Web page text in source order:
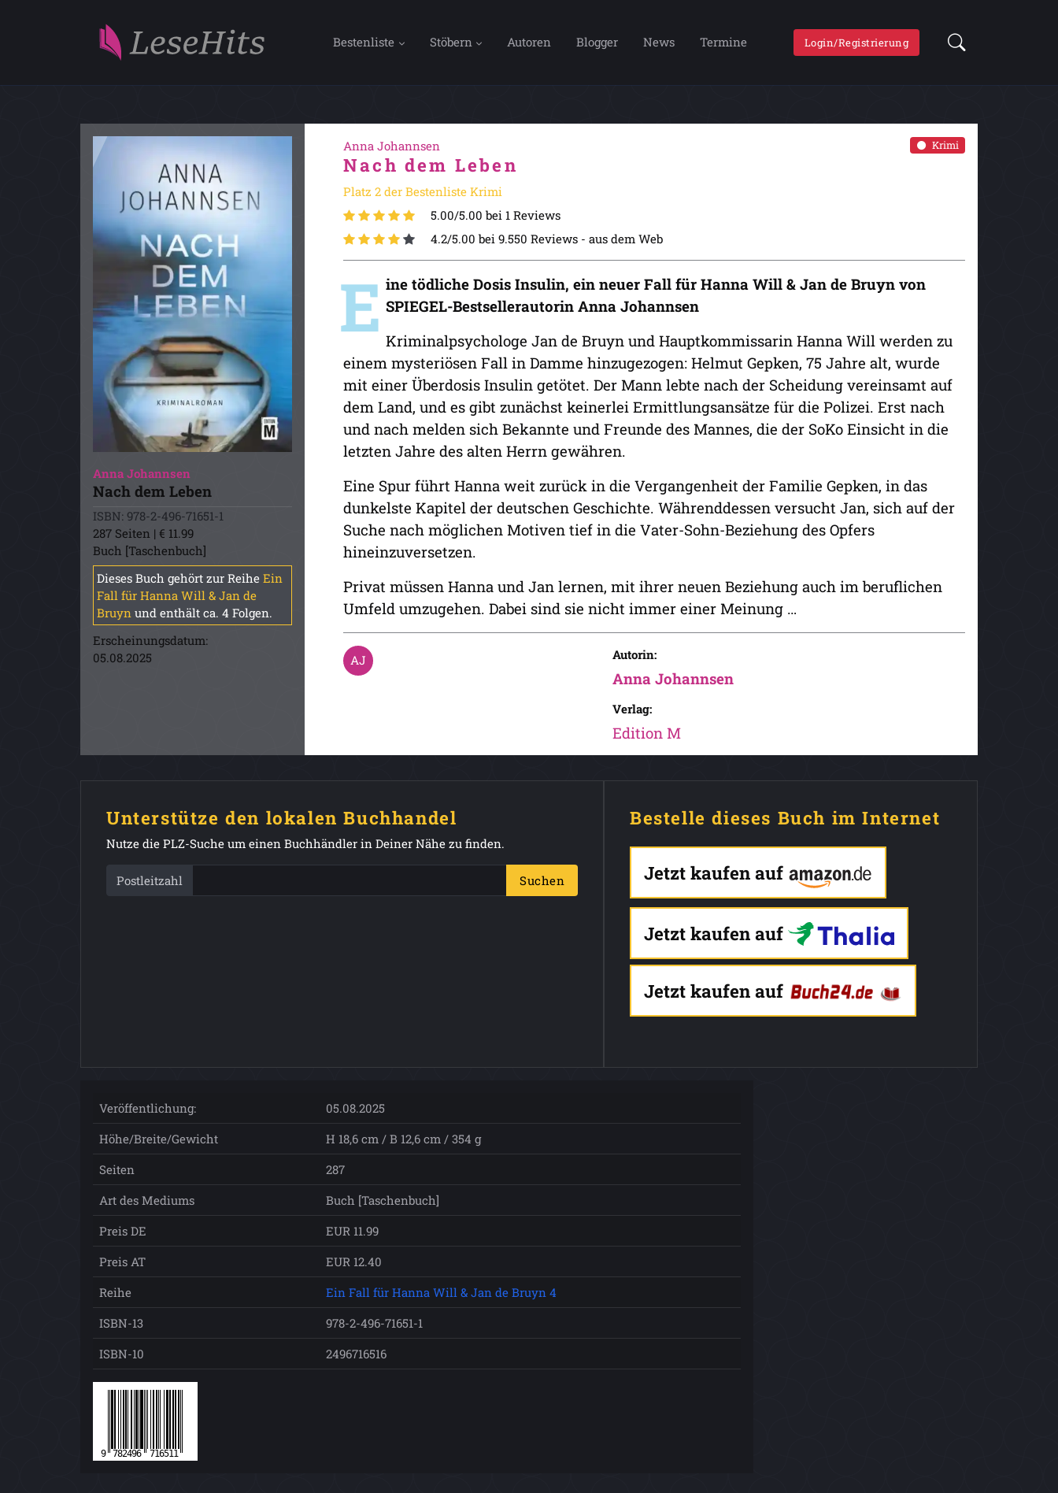
Bestenliste Stöbern Autoren Blogger News Termine Login/Registrierung
Anna Johannsen
Nach dem Leben
ISBN: 978-2-496-71651-1
287 Seiten | € 11.99
Buch [Taschenbuch]
Dieses Buch gehört zur Reihe Ein
Fall für Hanna Will & Jan de
Bruyn und enthält ca. 4 Folgen.
Erscheinungsdatum:
05.08.2025
Krimi
Anna Johannsen
Nach dem Leben
Platz 2 der Bestenliste Krimi
5.00/5.00 bei 1 Reviews
4.2/5.00 bei 9.550 Reviews - aus dem Web
E ine tödliche Dosis Insulin, ein neuer Fall für Hanna Will & Jan de Bruyn von
SPIEGEL-Bestsellerautorin Anna Johannsen
Kriminalpsychologe Jan de Bruyn und Hauptkommissarin Hanna Will werden zu
einem mysteriösen Fall in Damme hinzugezogen: Helmut Gepken, 75 Jahre alt, wurde
mit einer Überdosis Insulin getötet. Der Mann lebte nach der Scheidung vereinsamt auf
dem Land, und es gibt zunächst keinerlei Ermittlungsansätze für die Polizei. Erst nach
und nach melden sich Bekannte und Freunde des Mannes, die der SoKo Einsicht in die
letzten Jahre des alten Herrn gewähren.
Eine Spur führt Hanna weit zurück in die Vergangenheit der Familie Gepken, in das
dunkelste Kapitel der deutschen Geschichte. Währenddessen versucht Jan, sich auf der
Suche nach möglichen Motiven tief in die Vater-Sohn-Beziehung des Opfers
hineinzuversetzen.
Privat müssen Hanna und Jan lernen, mit ihrer neuen Beziehung auch im beruflichen
Umfeld umzugehen. Dabei sind sie nicht immer einer Meinung …
Autorin:
Anna Johannsen
Verlag:
Edition M
Unterstütze den lokalen Buchhandel
Nutze die PLZ-Suche um einen Buchhändler in Deiner Nähe zu finden.
Postleitzahl Suchen
Bestelle dieses Buch im Internet
Jetzt kaufen auf
Jetzt kaufen auf
Jetzt kaufen auf
Veröffentlichung:
05.08.2025
Höhe/Breite/Gewicht
H 18,6 cm / B 12,6 cm / 354 g
Seiten
287
Art des Mediums
Buch [Taschenbuch]
Preis DE
EUR 11.99
Preis AT
EUR 12.40
Reihe
Ein Fall für Hanna Will & Jan de Bruyn 4
ISBN-13
978-2-496-71651-1
ISBN-10
2496716516